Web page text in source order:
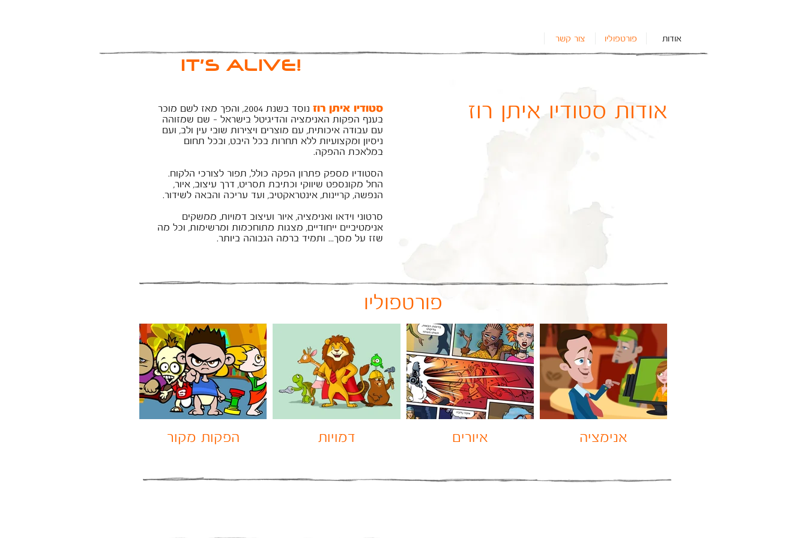
IT'S ALIVE!
אודות פורטפוליו צור קשר
אודות סטודיו איתן רוז סטודיו איתן רוז
נוסד בשנת 2004, והפך מאז לשם מוכר
בענף הפקות האנימציה והדיגיטל בישראל - שם שמזוהה
עם עבודה איכותית, עם מוצרים ויצירות שובי עין ולב, ועם
ניסיון ומקצועיות ללא תחרות בכל היבט, ובכל תחום
במלאכת ההפקה.
הסטודיו מספק פתרון הפקה כולל, תפור לצורכי הלקוח.
החל מקונספט שיווקי וכתיבת תסריט, דרך עיצוב, איור,
הנפשה, קריינות, אינטראקטיב, ועד עריכה והבאה לשידור.
סרטוני וידאו ואנימציה, איור ועיצוב דמויות, ממשקים
אנימטיביים ייחודיים, מצגות מתוחכמות ומרשימות, וכל מה
שזז על מסך... ותמיד ברמה הגבוהה ביותר.
פורטפוליו
אנימציה איורים דמויות הפקות מקור